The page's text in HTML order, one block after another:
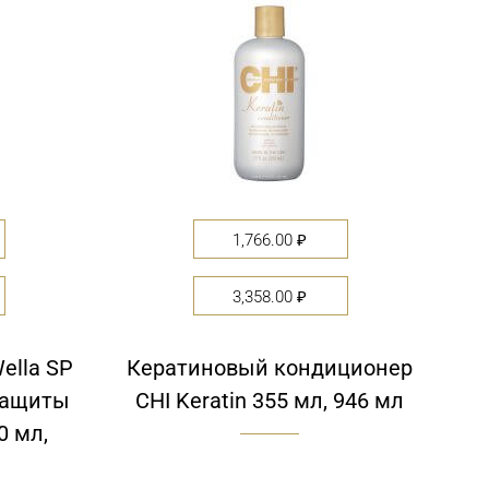
SP
мл,
1,766.00 ₽
3,358.00 ₽
Кератиновый кондиционер
CHI Keratin 355 мл, 946 мл